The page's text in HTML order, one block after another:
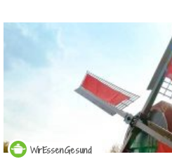
WirEssenGesund